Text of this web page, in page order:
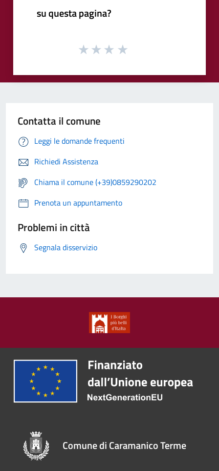
su questa pagina?
Contatta il comune
Leggi le domande frequenti
Richiedi Assistenza
Chiama il comune (+39)0859290202
Prenota un appuntamento
Problemi in città
Segnala disservizio
Comune di Caramanico Terme